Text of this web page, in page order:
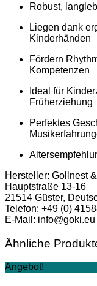
Robust,
Liegen dank
Kinderhänden
Fördern
Kompetenzen
Ideal für
Früherziehung
Perfektes
Hersteller: Gollnest
Hauptstraße 13-16
21514 Güster,
Telefon: +49 (0)
E-Mail: info@goki.eu
Ähnliche
Angebot!